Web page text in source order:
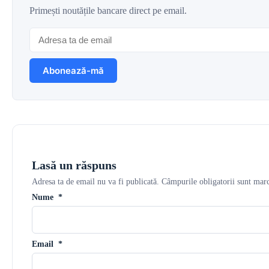
Primești noutățile bancare direct pe email.
Lasă un răspuns
Adresa ta de email nu va fi publicată. Câmpurile obligatorii sunt
Nume *
Email *